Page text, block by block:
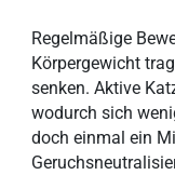
Regelmäßige
Körpergewicht
senken. Aktive
wodurch sich
doch einmal ein